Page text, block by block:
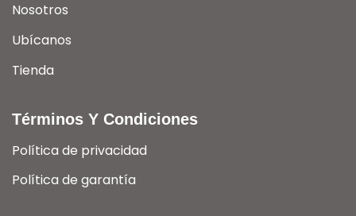
Nosotros
Ubícanos
Tienda
Términos Y Condiciones
Política de privacidad
Política de garantía